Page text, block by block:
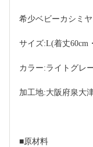
希少ベビーカシミ
サイズ:L(着丈60cm
カラー:ライトグレ
加工地:大阪府泉大
■原材料